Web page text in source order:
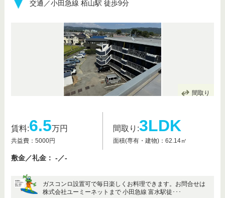
交通／小田急線 栢山駅 徒歩9分
間取り
賃料:6.5万円
共益費：5000円
間取り:3LDK
面積(専有・建物)：62.14㎡
敷金／礼金： -／-
ガスコンロ設置可で毎日楽しくお料理できます。お問合せは
株式会社ユーミーネットまで 小田急線 富水駅徒･･･